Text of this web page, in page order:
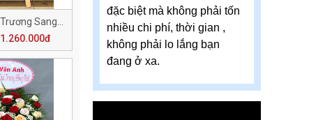
1.260.000đ
đặc biệt mà không phải tốn
nhiều chi phí, thời gian ,
không phải lo lắng bạn
đang ở xa.